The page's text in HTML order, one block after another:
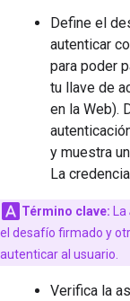
Define el
autenticar
para poder
tu llave de
en la Web).
y muestra
La
Término clave: La
el desafío firmado y
autenticar al usuario.
Verifica la